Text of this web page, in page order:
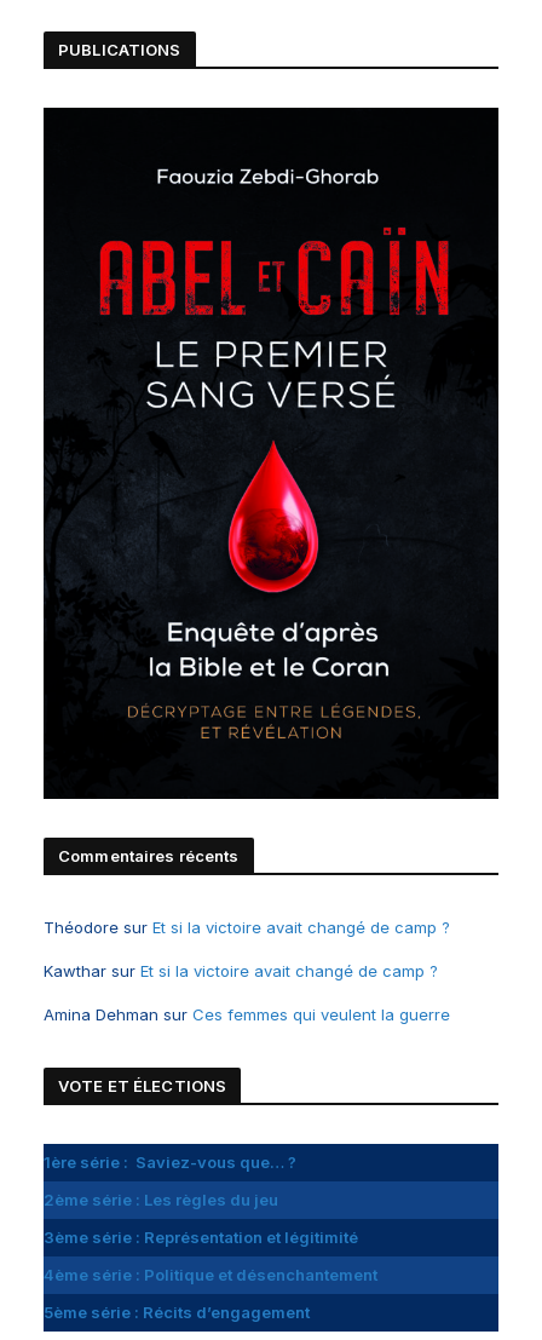
PUBLICATIONS
Commentaires récents
Théodore sur Et si la victoire avait changé de camp ?
Kawthar sur Et si la victoire avait changé de camp ?
Amina Dehman sur Ces femmes qui veulent la guerre
VOTE ET ÉLECTIONS
1ère série : Saviez-vous que… ?
2ème série : Les règles du jeu
3ème série : Représentation et légitimité
4ème série : Politique et désenchantement
5ème série : Récits d’engagement